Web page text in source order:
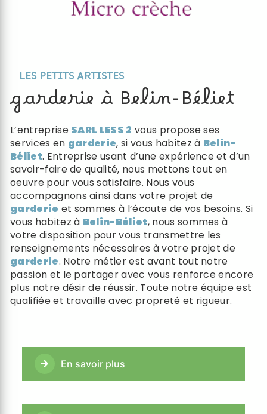
LES PETITS ARTISTES
garderie à Belin-Béliet
L’entreprise SARL LESS 2 vous propose ses
services en garderie, si vous habitez à Belin-
Béliet. Entreprise usant d’une expérience et d’un
savoir-faire de qualité, nous mettons tout en
oeuvre pour vous satisfaire. Nous vous
accompagnons ainsi dans votre projet de
garderie et sommes à l’écoute de vos besoins. Si
vous habitez à Belin-Béliet, nous sommes à
votre disposition pour vous transmettre les
renseignements nécessaires à votre projet de
garderie. Notre métier est avant tout notre
passion et le partager avec vous renforce encore
plus notre désir de réussir. Toute notre équipe est
qualifiée et travaille avec propreté et rigueur.
En savoir plus